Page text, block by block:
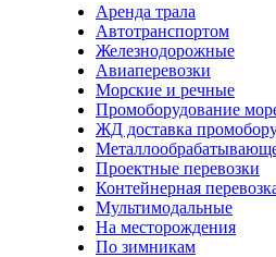
Аренда трала
Автотранспортом
Железнодорожные
Авиаперевозки
Морские и речные
Промоборудование
ЖД доставка
Проектные перевозки
Контейнерная
Мультимодальные
На месторождения
По зимникам